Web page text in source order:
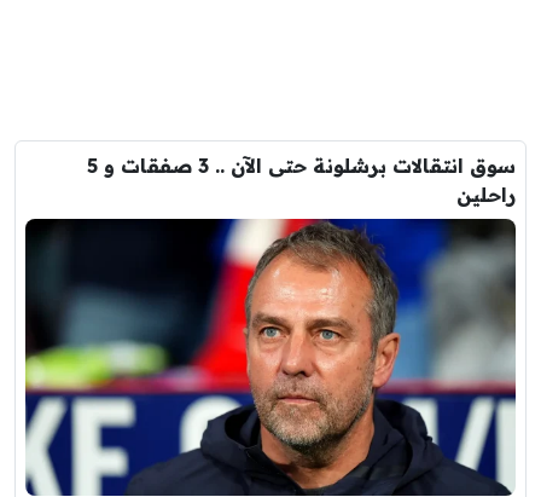
سوق انتقالات برشلونة حتى الآن .. 3 صفقات و 5
راحلين